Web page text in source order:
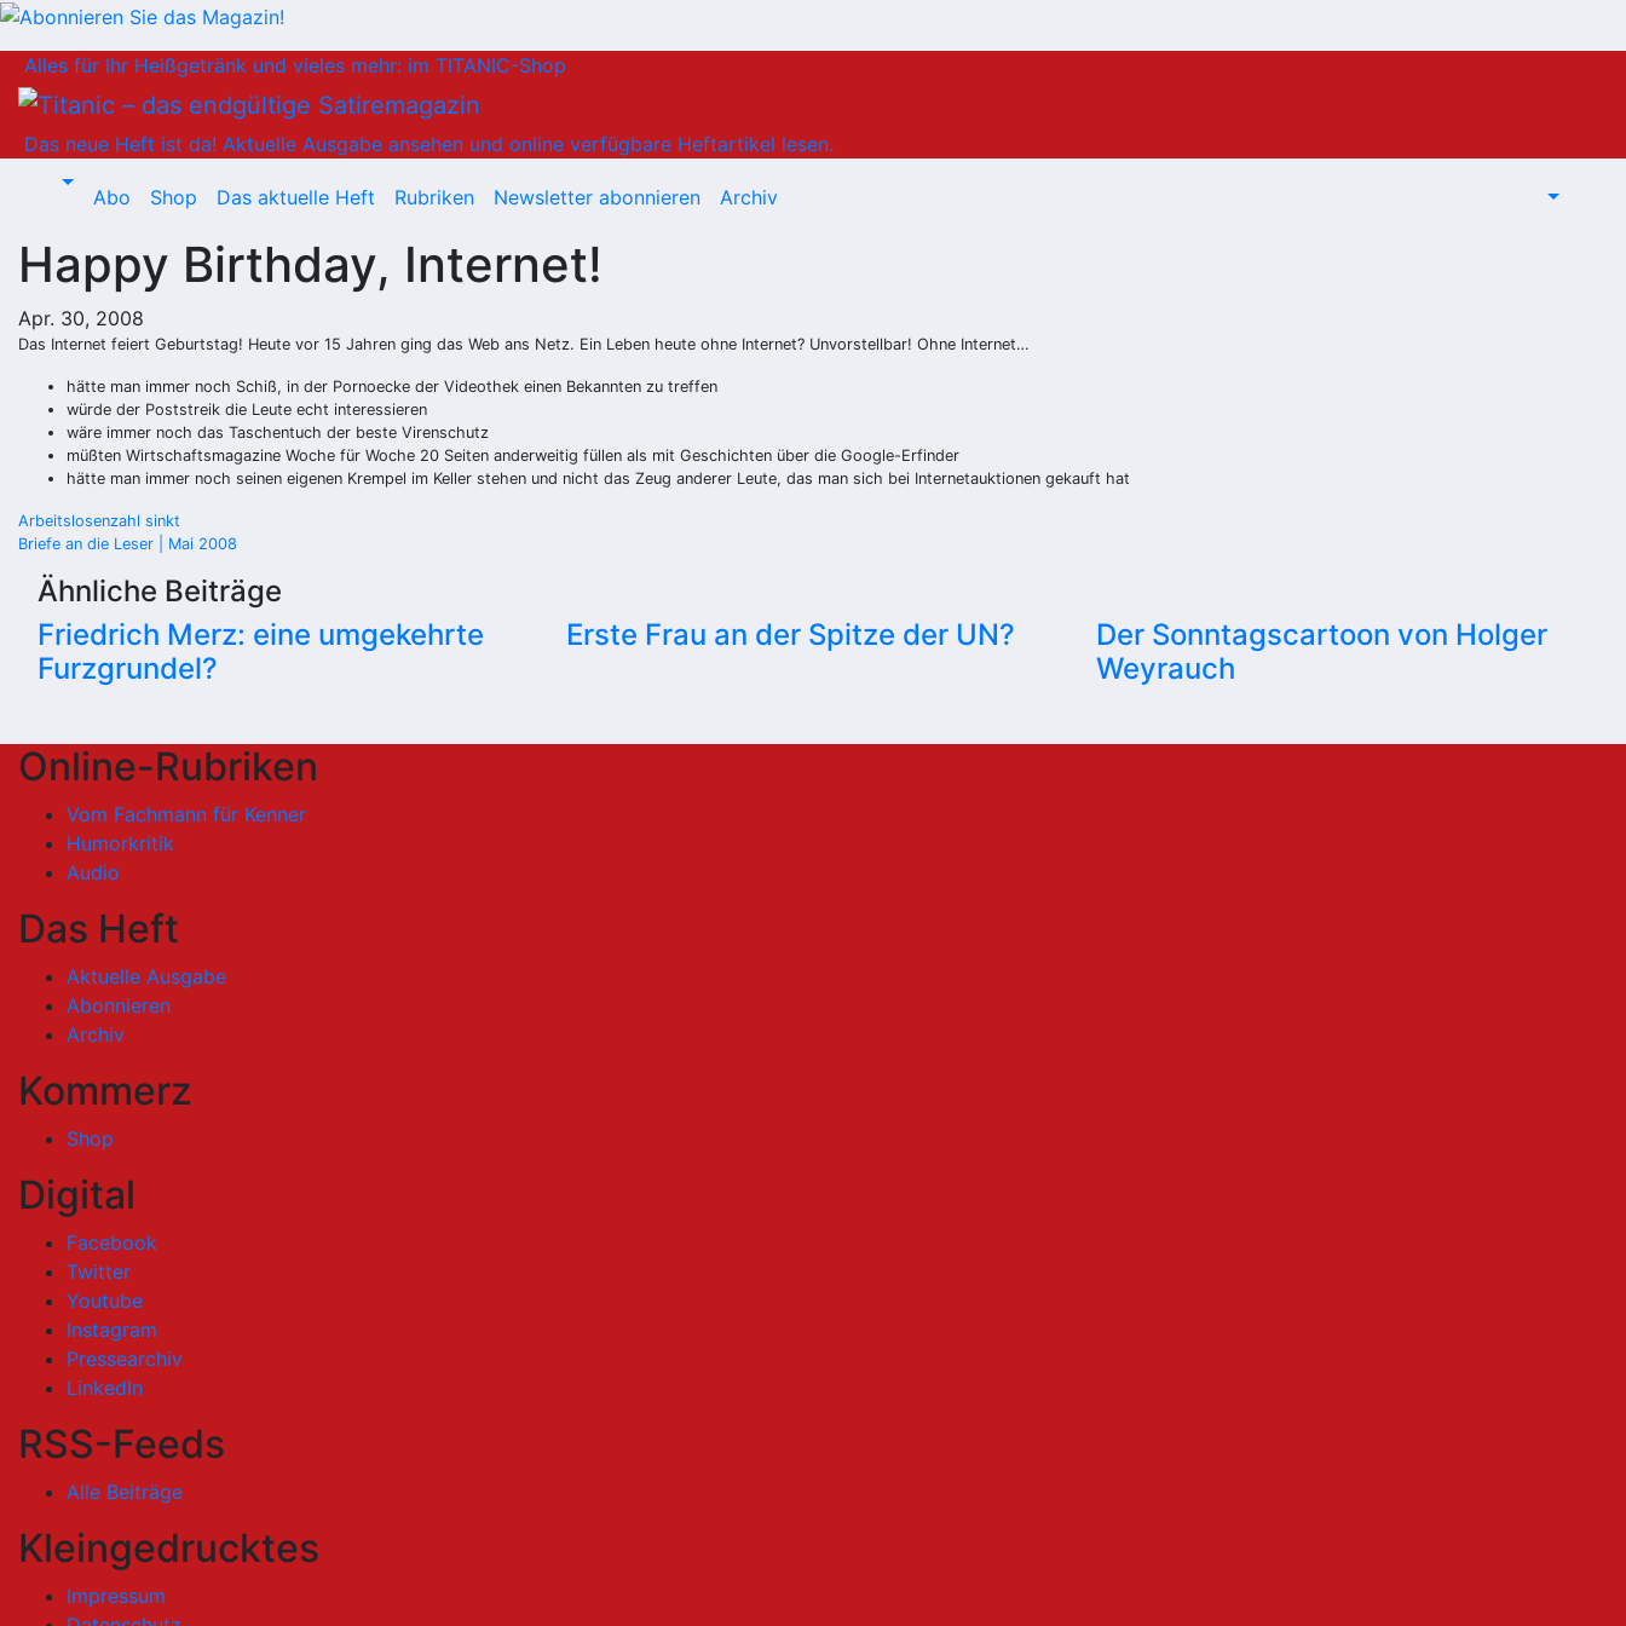
Inhalt
springen
Alles für Ihr Heißgetränk und vieles mehr: im TITANIC-Shop
Das neue Heft ist da! Aktuelle Ausgabe ansehen und online verfügbare Heftartikel lesen.
Abo Shop Das aktuelle Heft Rubriken Newsletter abonnieren Archiv
Happy Birthday, Internet!
Apr. 30, 2008
Das Internet feiert Geburtstag! Heute vor 15 Jahren ging das Web ans Netz. Ein Leben heute ohne Internet? Unvorstellbar! Ohne Internet…
hätte man immer noch Schiß, in der Pornoecke der Videothek einen Bekannten zu treffen
würde der Poststreik die Leute echt interessieren
wäre immer noch das Taschentuch der beste Virenschutz
müßten Wirtschaftsmagazine Woche für Woche 20 Seiten anderweitig füllen als mit Geschichten über die Google-Erfinder
hätte man immer noch seinen eigenen Krempel im Keller stehen und nicht das Zeug anderer Leute, das man sich bei Internetauktionen gekauft hat
Beitragsnavigation
Arbeitslosenzahl sinkt
Briefe an die Leser | Mai 2008
Ähnliche Beiträge
Friedrich Merz: eine umgekehrte
Furzgrundel?
Erste Frau an der Spitze der UN?
Der Sonntagscartoon von Holger
Weyrauch
Online-Rubriken
Vom Fachmann für Kenner
Humorkritik
Audio
Das Heft
Aktuelle Ausgabe
Abonnieren
Archiv
Kommerz
Shop
Digital
Facebook
Twitter
Youtube
Instagram
Pressearchiv
LinkedIn
RSS-Feeds
Alle Beiträge
Kleingedrucktes
Impressum